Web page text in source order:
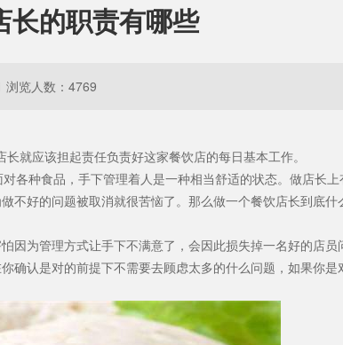
长的职责有哪些
浏览人数：4769
就应该担起责任负责好这家餐饮店的每日基本工作。
各种食品，手下管理着人是一种相当舒适的状态。做店长
不好的问题被取消就很苦恼了。那么做一个餐饮店长到底
为管理方式让手下不满意了，会因此损失掉一名好的店
认是对的前提下不需要去顾虑太多的什么问题，如果你是